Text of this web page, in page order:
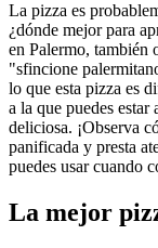
La pizza es
¿dónde mejor para
en Palermo, también
"sfincione
lo que esta pizza es
a la que puedes estar
deliciosa. ¡Observa
panificada y presta
puedes usar cuando
La mejor